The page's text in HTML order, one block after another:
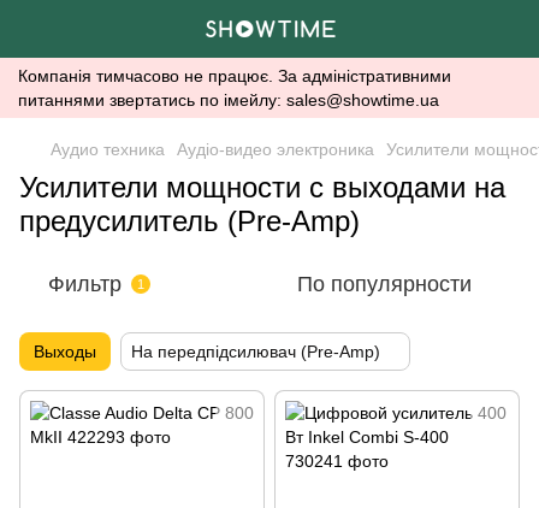
Компанія тимчасово не працює. За адміністративними
питаннями звертатись по імейлу: sales@showtime.ua
Аудио техника Аудіо-видео электроника Усилители
Усилители мощности с выходами на
предусилитель (Pre-Amp)
Фильтр 1 По популярности
Выходы На передпідсилювач (Pre-Amp)